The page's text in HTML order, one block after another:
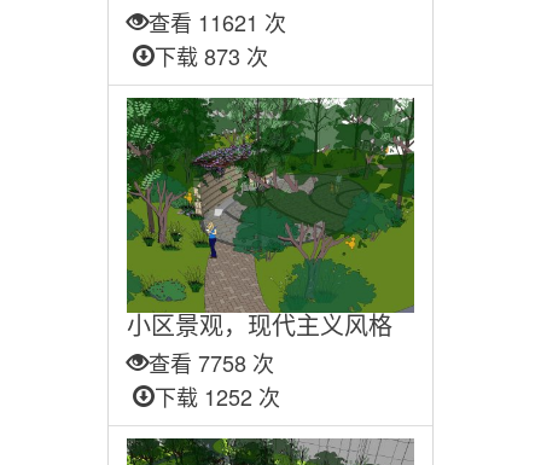
查看 11621 次
下载 873 次
小区景观，现代主义风格
查看 7758 次
下载 1252 次